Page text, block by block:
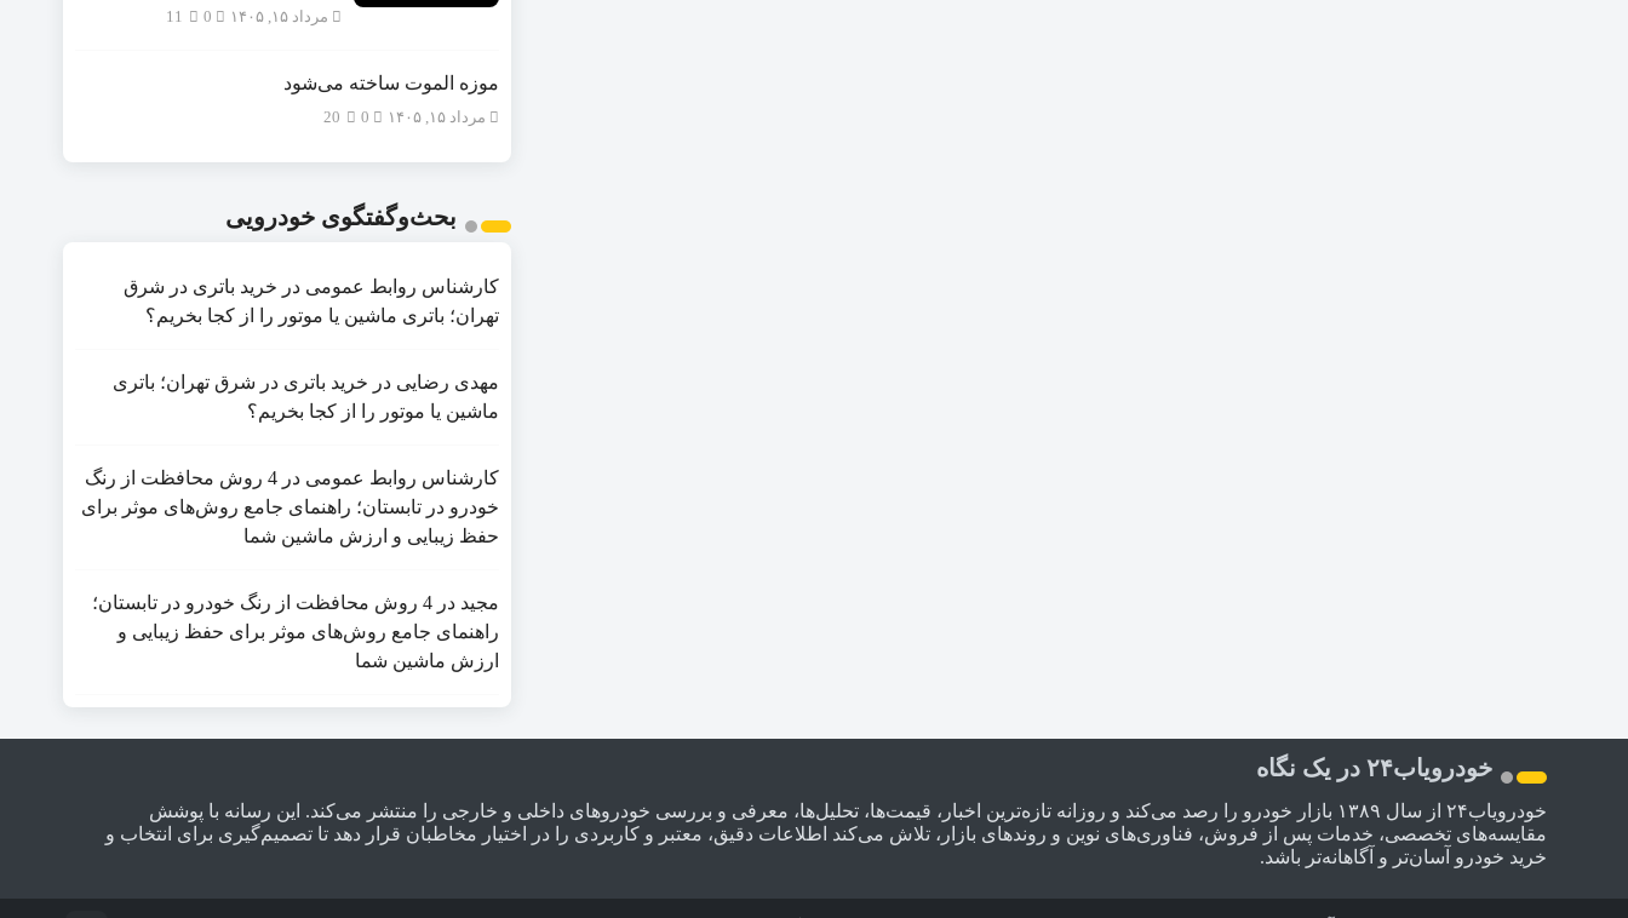
مرداد ۱۵, ۱۴۰۵ 11
موزه الموت ساخته می‌شود
مرداد ۱۵, ۱۴۰۵ 20
بحث‌وگفتگوی خودرویی
کارشناس روابط عمومی در خرید باتری در شرق
تهران؛ باتری ماشین یا موتور را از کجا بخریم؟
مهدی رضایی در خرید باتری در شرق تهران؛ باتری
ماشین یا موتور را از کجا بخریم؟
کارشناس روابط عمومی در
4 روش محافظت از رنگ
خودرو در تابستان؛ راهنمای جامع روش‌های موثر برای
حفظ زیبایی و ارزش ماشین شما
مجید در
4 روش محافظت از رنگ خودرو در تابستان؛
راهنمای جامع روش‌های موثر برای حفظ زیبایی و
ارزش ماشین شما
خودرویاب۲۴ در یک نگاه
خودرویاب۲۴ از سال ۱۳۸۹ بازار خودرو را رصد می‌کند و روزانه تازه‌ترین اخبار، قیمت‌ها، تحلیل‌ها، معرفی و بررسی خودروهای داخلی و خارجی را منتشر می‌کند. این رسانه با پوشش
مقایسه‌های تخصصی، خدمات پس از فروش، فناوری‌های نوین و روندهای بازار، تلاش می‌کند اطلاعات دقیق، معتبر و کاربردی را در اختیار مخاطبان قرار دهد تا تصمیم‌گیری برای انتخاب و
خرید خودرو آسان‌تر و آگاهانه‌تر باشد.